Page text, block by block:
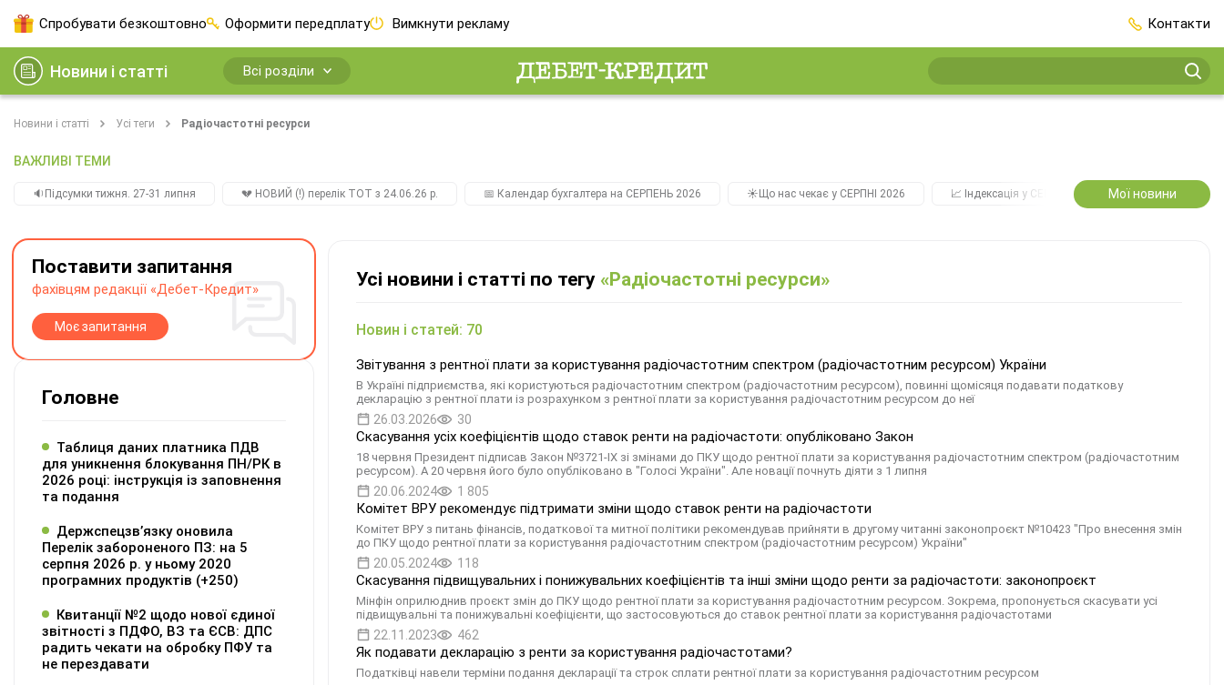
Спробувати безкоштовно Оформити передплату Вимкнути рекламу Контакти
Новини і статті Всі розділи
Новини і статті Усі теги Радіочастотні ресурси
ВАЖЛИВІ ТЕМИ
🔉Підсумки тижня. 27-31 липня 💔 НОВИЙ (!) перелік ТОТ з 24.06.26 р. 📅 Календар бухгалтера на СЕРПЕНЬ 2026 ☀️Що нас чекає у СЕРПНІ 2026 📈 Індексація у СЕРПНІ 2️⃣0️⃣2️⃣7️⃣ Усі
Мої новини
Усі новини і статті по тегу «Радіочастотні ресурси»
Новин і статей: 70
Звітування з рентної плати за користування радіочастотним спектром (радіочастотним ресурсом) України
В Україні підприємства, які користуються радіочастотним спектром (радіочастотним ресурсом), повинні щомісяця подавати податкову
декларацію з рентної плати із розрахунком з рентної плати за користування радіочастотним ресурсом до неї
26.03.2026 30
Скасування усіх коефіцієнтів щодо ставок ренти на радіочастоти: опубліковано Закон
18 червня Президент підписав Закон №3721-ІХ зі змінами до ПКУ щодо рентної плати за користування радіочастотним спектром (радіочастотним
ресурсом). А 20 червня його було опубліковано в "Голосі України". Але новації почнуть діяти з 1 липня
20.06.2024 1 805
Комітет ВРУ рекомендує підтримати зміни щодо ставок ренти на радіочастоти
Комітет ВРУ з питань фінансів, податкової та митної політики рекомендував прийняти в другому читанні законопроєкт №10423 "Про внесення змін
до ПКУ щодо рентної плати за користування радіочастотним спектром (радіочастотним ресурсом) України"
20.05.2024 118
Скасування підвищувальних і понижувальних коефіцієнтів та інші зміни щодо ренти за радіочастоти: законопроєкт
Мінфін оприлюднив проєкт змін до ПКУ щодо рентної плати за користування радіочастотним ресурсом. Зокрема, пропонується скасувати усі
підвищувальні та понижувальні коефіцієнти, що застосовуються до ставок рентної плати за користування радіочастотами
22.11.2023 462
Як подавати декларацію з ренти за користування радіочастотами?
Податківці навели терміни подання декларації та строк сплати рентної плати за користування радіочастотним ресурсом
Поставити запитання
фахівцям редакції «Дебет-Кредит»
Моє запитання
Головне
Таблиця даних платника ПДВ
для уникнення блокування ПН/РК в
2026 році: інструкція із заповнення
та подання
Держспецзв’язку оновила
Перелік забороненого ПЗ: на 5
серпня 2026 р. у ньому 2020
програмних продуктів (+250)
Квитанції №2 щодо нової єдиної
звітності з ПДФО, ВЗ та ЄСВ: ДПС
радить чекати на обробку ПФУ та
не перездавати